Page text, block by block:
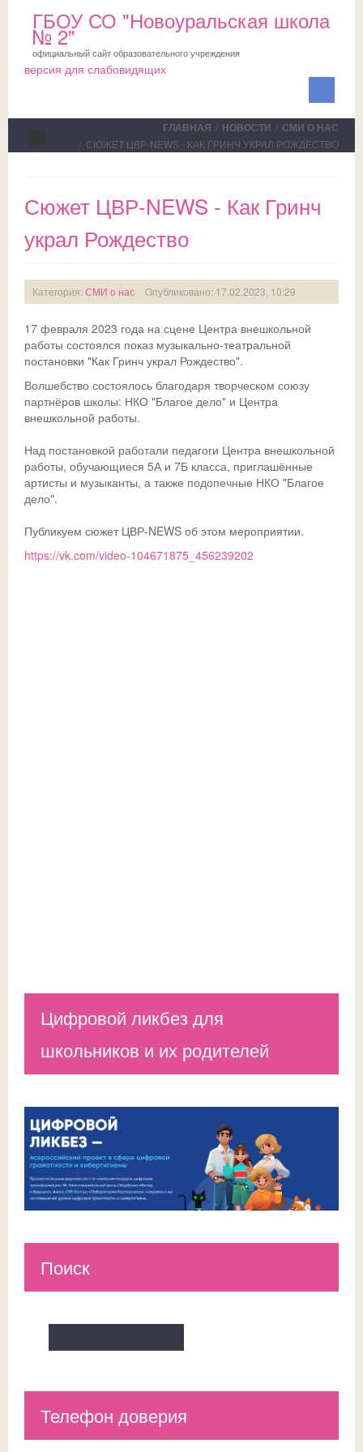
ГБОУ СО "Новоуральская школа
№ 2"
официальный сайт образовательного учреждения
версия для слабовидящих
Школа
О школе
Официально
СМИ о нас
Дни открытых дверей
Планы
Актуально
Исполнение законодательства
Общешкольные
Коллектив
Профсоюз
Доска почета
История
Традиции
Музей
Антикоррупционные мероприятия
Дорожная безопасность
ПМПК
Рекомендации ПМПК для целей ГИА
Обучающимся
Трудовой отряд
Команда волонтеров
Совет обучающихся
Телефон доверия
ГИА-2026
Допобразование
ВПР
Школьный спортклуб
Родителям
Школьная служба примирения
Безопасность детей в летний период
НОКО
Ссылки
ДИСТАНТ
СФЕРУМ - sferum.ru
ЦОК - educont.ru
ВК
ГЛАВНАЯ / НОВОСТИ / СМИ О НАС
/ СЮЖЕТ ЦВР-NEWS - КАК ГРИНЧ УКРАЛ РОЖДЕСТВО
Сюжет ЦВР-NEWS - Как Гринч
украл Рождество
Категория: СМИ о нас Опубликовано: 17.02.2023, 10:29
17 февраля 2023 года на сцене Центра внешкольной
работы состоялся показ музыкально-театральной
постановки "Как Гринч украл Рождество".
Волшебство состоялось благодаря творческом союзу
партнёров школы: НКО "Благое дело" и Центра
внешкольной работы.
Над постановкой работали педагоги Центра внешкольной
работы, обучающиеся 5А и 7Б класса, приглашённые
артисты и музыканты, а также подопечные НКО "Благое
дело".
Публикуем сюжет ЦВР-NEWS об этом мероприятии.
https://vk.com/video-104671875_456239202
Цифровой ликбез для
школьников и их родителей
Поиск
Телефон доверия